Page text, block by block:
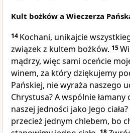
Kult bożków a Wieczerza
14 Kochani, unikajcie
związek z kultem bożków. 15
mądrzy, więc sami oceńcie
winem, za który dziękujemy
Pańskiej, nie wyraża naszego
Chrystusa? A wspólnie łamany
naszej jedności jako Jego ciała?
przecież jednym chlebem, bo